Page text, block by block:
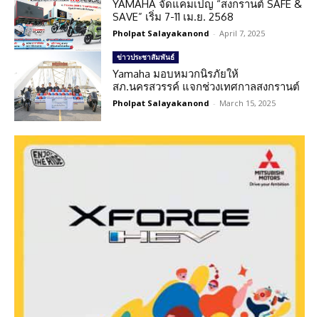
YAMAHA จัดแคมเปญ “สงกรานต์ SAFE &
SAVE” เริ่ม 7-11 เม.ย. 2568
Pholpat Salayakanond - April 7, 2025
ข่าวประชาสัมพันธ์
Yamaha มอบหมวกนิรภัยให้
สภ.นครสวรรค์ แจกช่วงเทศกาลสงกรานต์
Pholpat Salayakanond - March 15, 2025